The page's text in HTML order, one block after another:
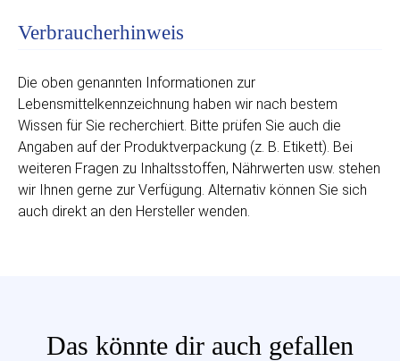
Verbraucherhinweis
Die oben genannten Informationen zur
Lebensmittelkennzeichnung haben wir nach bestem
Wissen für Sie recherchiert. Bitte prüfen Sie auch die
Angaben auf der Produktverpackung (z. B. Etikett). Bei
weiteren Fragen zu Inhaltsstoffen, Nährwerten usw. stehen
wir Ihnen gerne zur Verfügung. Alternativ können Sie sich
auch direkt an den Hersteller wenden.
Das könnte dir auch gefallen